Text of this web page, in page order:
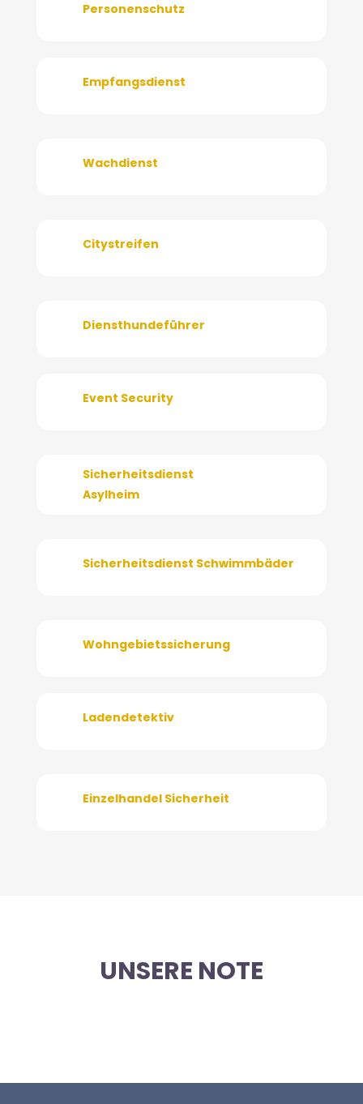
Personenschutz
Empfangsdienst
Wachdienst
Citystreifen
Diensthundeführer
Event Security
Sicherheitsdienst
Asylheim
Sicherheitsdienst Schwimmbäder
Wohngebietssicherung
Ladendetektiv
Einzelhandel Sicherheit
UNSERE NOTE